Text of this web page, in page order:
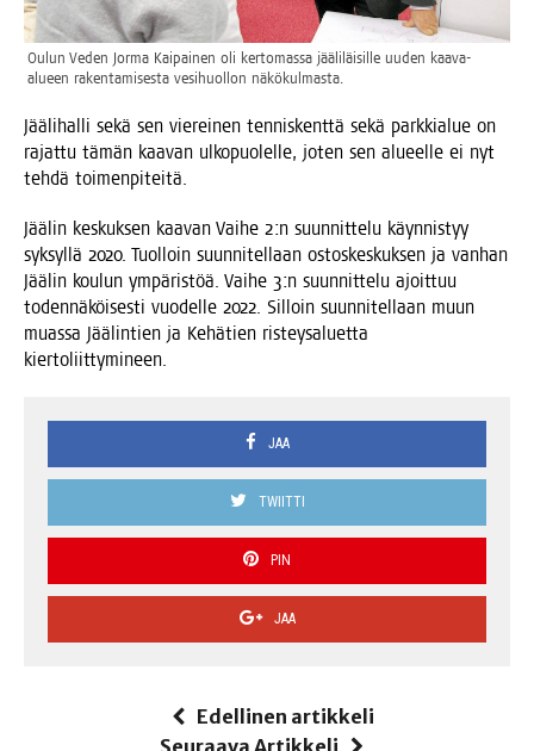
Oulun Veden Jor­ma Kai­pai­nen oli ker­to­mas­sa jää­li­läi­sil­le uuden kaa­va-
alu­een raken­ta­mi­ses­ta vesi­huol­lon näkökulmasta.
Jää­li­hal­li sekä sen vie­rei­nen ten­nis­kent­tä sekä park­kia­lue on
rajat­tu tämän kaa­van ulko­puo­lel­le, joten sen alu­eel­le ei nyt
teh­dä toimenpiteitä.
Jää­lin kes­kuk­sen kaa­van Vai­he 2:n suun­nit­te­lu käyn­nis­tyy
syk­syl­lä 2020. Tuol­loin suun­ni­tel­laan ostos­kes­kuk­sen ja van­han
Jää­lin kou­lun ympä­ris­töä. Vai­he 3:n suun­nit­te­lu ajoit­tuu
toden­nä­köi­ses­ti vuo­del­le 2022. Sil­loin suun­ni­tel­laan muun
muas­sa Jää­lin­tien ja Kehä­tien ris­tey­sa­luet­ta
kiertoliittymineen.
JAA
TWIITTI
PIN
JAA
Edellinen artikkeli
Seuraava Artikkeli